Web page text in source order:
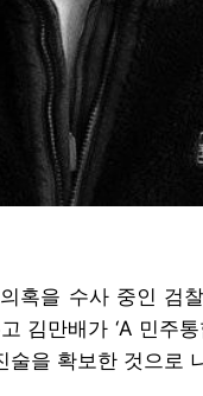
혹을 수사 중인 검
김만배가 ‘A 민주
술을 확보한 것으로